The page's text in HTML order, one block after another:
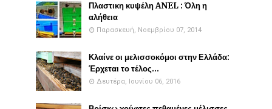
Πλαστικη κυψέλη ANEL : Όλη η
αλήθεια
Παρασκευή, Νοεμβρίου 07, 2014
Κλαίνε οι μελισσοκόμοι στην Ελλάδα:
Έρχεται το τέλος...
Δευτέρα, Ιουνίου 06, 2016